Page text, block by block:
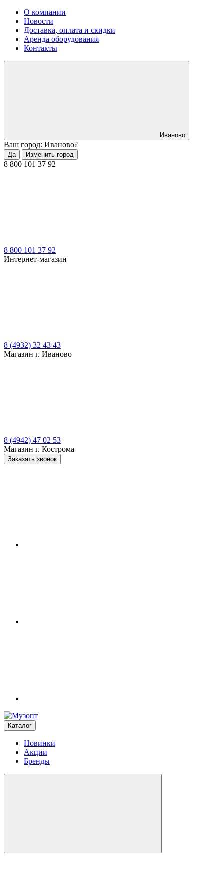
О компании
Новости
Доставка, оплата и скидки
Аренда оборудования
Контакты
Иваново
Ваш город: Иваново?
Да Изменить город
8 800 101 37 92
8 800 101 37 92
Интернет-магазин
8 (4932) 32 43 43
Магазин г. Иваново
8 (4942) 47 02 53
Магазин г. Кострома
Заказать звонок
Каталог
Новинки
Акции
Бренды